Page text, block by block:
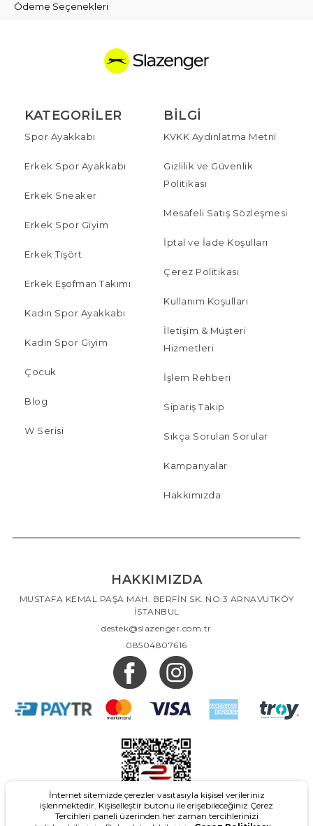
Ödeme Seçenekleri
KATEGORILER
Spor Ayakkabı
Erkek Spor Ayakkabı
Erkek Sneaker
Erkek Spor Giyim
Erkek Tişört
Erkek Eşofman Takımı
Kadın Spor Ayakkabı
Kadın Spor Giyim
Çocuk
Blog
W Serisi
BILGI
KVKK Aydınlatma Metni
Gizlilik ve Güvenlik
Politikası
Mesafeli Satış Sözleşmesi
İptal ve İade Koşulları
Çerez Politikası
Kullanım Koşulları
İletişim & Müşteri
Hizmetleri
İşlem Rehberi
Sipariş Takip
Sıkça Sorulan Sorular
Kampanyalar
Hakkımızda
HAKKIMIZDA
MUSTAFA KEMAL PAŞA MAH. BERFİN SK. NO:3 ARNAVUTKÖY
İSTANBUL
destek@slazenger.com.tr
08504807616
İnternet sitemizde çerezler vasıtasıyla kişisel verileriniz
işlenmektedir. Kişiselleştir butonu ile erişebileceğiniz Çerez
Tercihleri paneli üzerinden her zaman tercihlerinizi